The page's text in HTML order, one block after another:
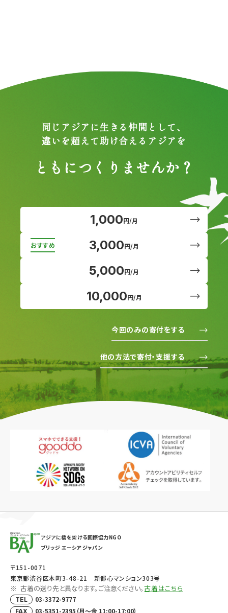
同じアジアに生きる仲間として、
違いを超えて助け合えるアジアを
ともにつくりませんか？
1,000円/月
3,000円/月
5,000円/月
10,000円/月
今回のみの寄付をする
他の方法で寄付・支援する
アジアに橋を架ける国際協力NGO
ブリッジ エーシア ジャパン
〒151-0071
東京都渋谷区本町3-48-21 新都心マンション303号
古着の送り先と異なります。ご注意ください。古着はこちら
TEL 03-3372-9777
FAX 03-5351-2395（月～金 11:00-17:00）